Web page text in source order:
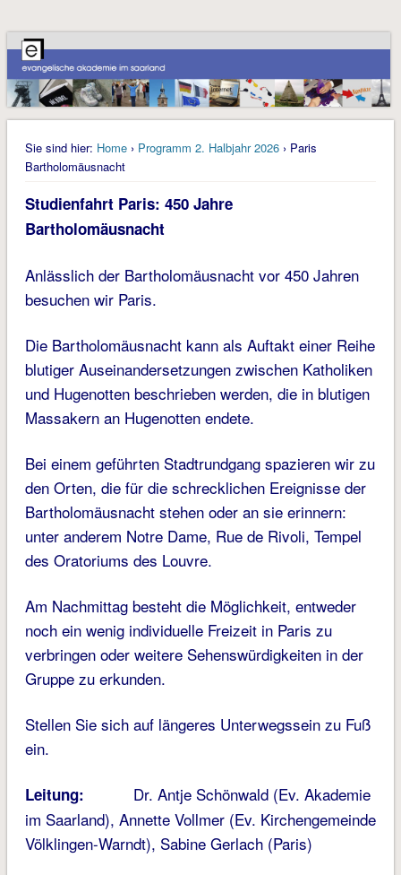
Sie sind hier: Home› Programm 2. Halbjahr 2026› Paris
Bartholomäusnacht
Studienfahrt Paris: 450 Jahre
Bartholomäusnacht
Anlässlich der Bartholomäusnacht vor 450 Jahren
besuchen wir Paris.
Die Bartholomäusnacht kann als Auftakt einer Reihe
blutiger Auseinandersetzungen zwischen Katholiken
und Hugenotten beschrieben werden, die in blutigen
Massakern an Hugenotten endete.
Bei einem geführten Stadtrundgang spazieren wir zu
den Orten, die für die schrecklichen Ereignisse der
Bartholomäusnacht stehen oder an sie erinnern:
unter anderem Notre Dame, Rue de Rivoli, Tempel
des Oratoriums des Louvre.
Am Nachmittag besteht die Möglichkeit, entweder
noch ein wenig individuelle Freizeit in Paris zu
verbringen oder weitere Sehenswürdigkeiten in der
Gruppe zu erkunden.
Stellen Sie sich auf längeres Unterwegssein zu Fuß
ein.
Leitung: Dr. Antje Schönwald (Ev. Akademie
im Saarland), Annette Vollmer (Ev. Kirchengemeinde
Völklingen-Warndt), Sabine Gerlach (Paris)